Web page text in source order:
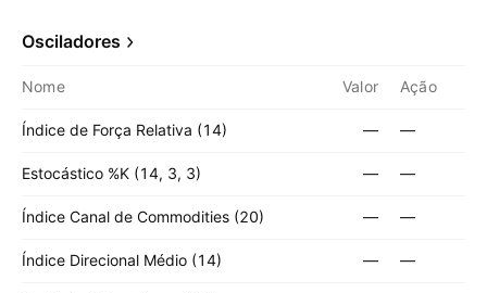
Osciladores
Nome Valor Ação
Índice de Força Relativa (14) — —
Estocástico %K (14, 3, 3) — —
Índice Canal de Commodities (20) — —
Índice Direcional Médio (14) — —